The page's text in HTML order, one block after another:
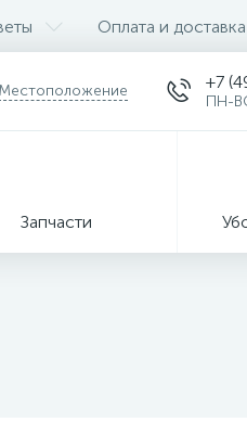
Оплата и доставка
Местоположение +7
ПН-
Запчасти